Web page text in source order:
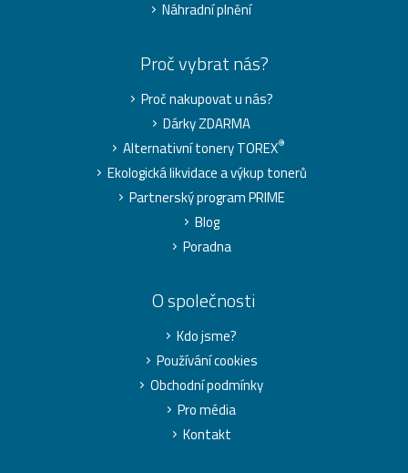
Náhradní plnění
Proč vybrat nás?
Proč nakupovat u nás?
Dárky ZDARMA
Alternativní tonery TOREX®
Ekologická likvidace a výkup tonerů
Partnerský program PRIME
Blog
Poradna
O společnosti
Kdo jsme?
Používání cookies
Obchodní podmínky
Pro média
Kontakt